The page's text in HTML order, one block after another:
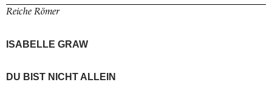
Reiche Römer
ISABELLE GRAW
DU BIST NICHT ALLEIN